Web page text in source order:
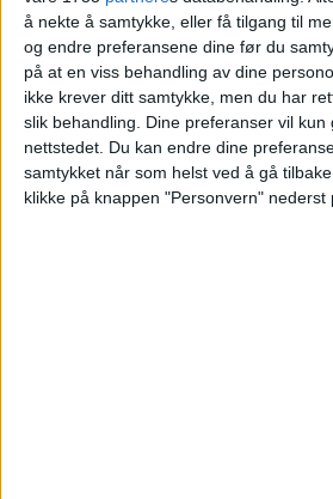
å nekte å samtykke, eller få tilgang til
og endre preferansene dine før du
på at en viss behandling av dine
ikke krever ditt samtykke, men du har
slik behandling. Dine preferanser vil kun
nettstedet. Du kan endre dine
samtykket når som helst ved å gå
klikke på knappen "Personvern" nederst